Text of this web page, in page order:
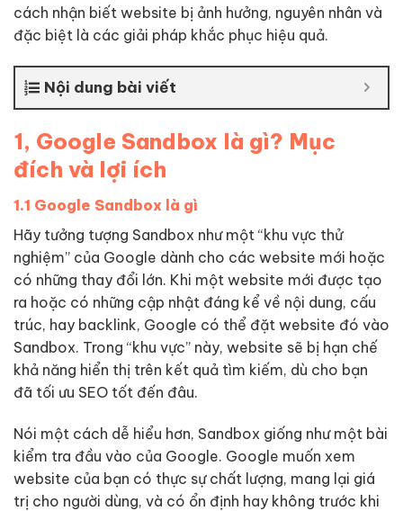
cách nhận biết website bị ảnh hưởng, nguyên nhân và
đặc biệt là các giải pháp khắc phục hiệu quả.
Nội dung bài viết
1, Google Sandbox là gì? Mục
đích và lợi ích
1.1 Google Sandbox là gì
Hãy tưởng tượng Sandbox như một “khu vực thử
nghiệm” của Google dành cho các website mới hoặc
có những thay đổi lớn. Khi một website mới được tạo
ra hoặc có những cập nhật đáng kể về nội dung, cấu
trúc, hay backlink, Google có thể đặt website đó vào
Sandbox. Trong “khu vực” này, website sẽ bị hạn chế
khả năng hiển thị trên kết quả tìm kiếm, dù cho bạn
đã tối ưu SEO tốt đến đâu.
Nói một cách dễ hiểu hơn, Sandbox giống như một bài
kiểm tra đầu vào của Google. Google muốn xem
website của bạn có thực sự chất lượng, mang lại giá
trị cho người dùng, và có ổn định hay không trước khi